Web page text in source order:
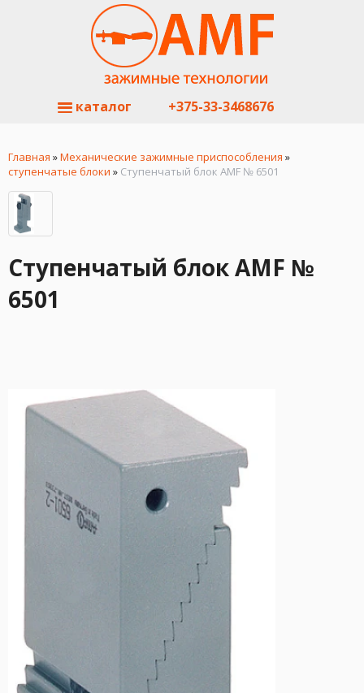
каталог +375-33-3468676
Главная »Механические зажимные приспособления »
ступенчатые блоки » Cтупенчатый блок AMF № 6501
Cтупенчатый блок AMF №
6501